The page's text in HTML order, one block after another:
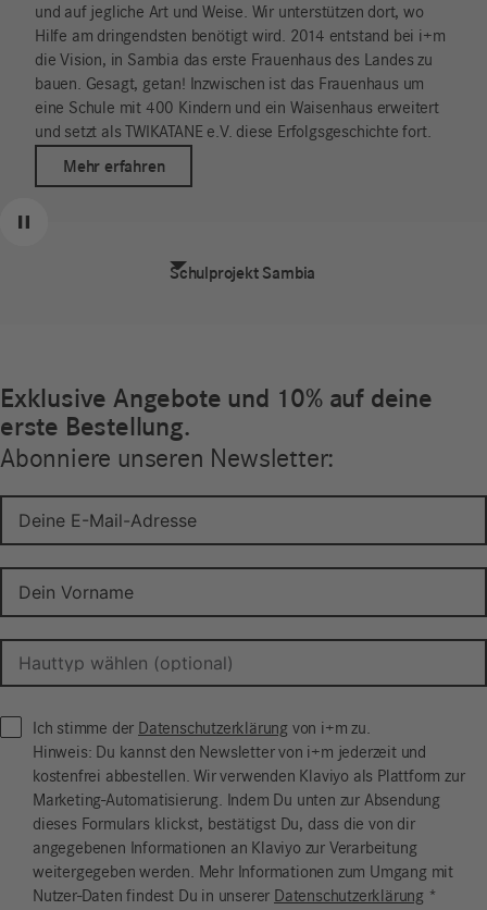
und auf jegliche Art und Weise. Wir unterstützen dort, wo
Hilfe am dringendsten benötigt wird. 2014 entstand bei i+m
die Vision, in Sambia das erste Frauenhaus des Landes zu
bauen. Gesagt, getan! Inzwischen ist das Frauenhaus um
eine Schule mit 400 Kindern und ein Waisenhaus erweitert
und setzt als TWIKATANE e.V. diese Erfolgsgeschichte fort.
Mehr erfahren
Schulprojekt Sambia
Zurück
Weiter
Pause
Exklusive Angebote und 10% auf deine
erste Bestellung.
Abonniere unseren Newsletter:
Ich stimme der Datenschutzerklärung von i+m zu.
Hinweis: Du kannst den Newsletter von i+m jederzeit und
kostenfrei abbestellen. Wir verwenden Klaviyo als Plattform zur
Marketing-Automatisierung. Indem Du unten zur Absendung
dieses Formulars klickst, bestätigst Du, dass die von dir
angegebenen Informationen an Klaviyo zur Verarbeitung
weitergegeben werden. Mehr Informationen zum Umgang mit
Nutzer-Daten findest Du in unserer Datenschutzerklärung*